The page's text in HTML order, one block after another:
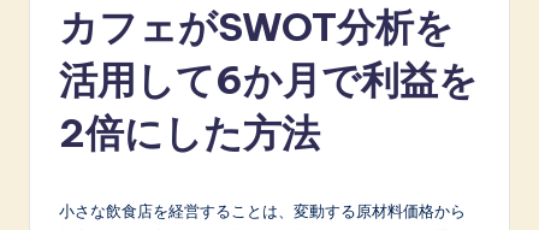
カフェがSWOT分析を
活用して6か月で利益を
2倍にした方法
小さな飲食店を経営することは、変動する原材料価格から